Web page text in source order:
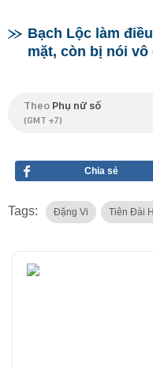
Bạch Lộc làm
mặt, còn bị nói vô
Theo Phụ nữ số
(GMT +7)
Chia sẻ
Tags: Đặng Vi Tiên Đài